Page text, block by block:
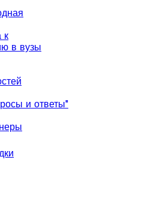
к
в вузы
и ответы"